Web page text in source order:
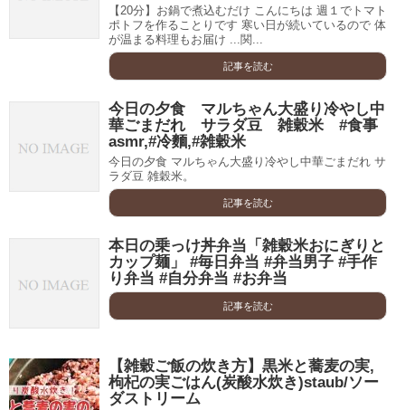
【20分】お鍋で煮込むだけ こんにちは 週１でトマト
ポトフを作ることりです 寒い日が続いているので 体
が温まる料理もお届け ...関...
記事を読む
今日の夕食 マルちゃん大盛り冷やし中
華ごまだれ サラダ豆 雑穀米 #食事
asmr,#冷麵,#雑穀米
今日の夕食 マルちゃん大盛り冷やし中華ごまだれ サ
ラダ豆 雑穀米。
記事を読む
本日の乗っけ丼弁当「雑穀米おにぎりと
カップ麺」 #毎日弁当 #弁当男子 #手作
り弁当 #自分弁当 #お弁当
記事を読む
【雑穀ご飯の炊き方】黒米と蕎麦の実,
枸杞の実ごはん(炭酸水炊き)staub/ソー
ダストリーム